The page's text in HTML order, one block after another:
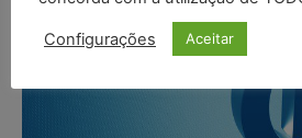
Configurações Aceitar